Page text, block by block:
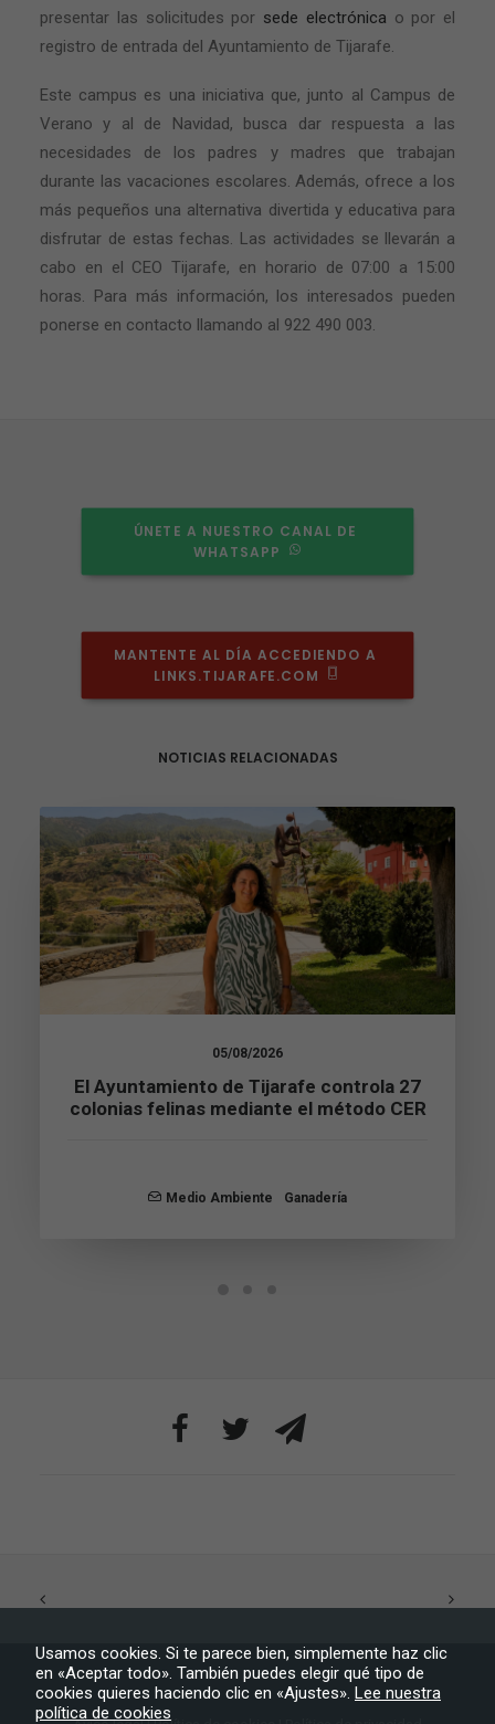
presentar las solicitudes por sede electrónica o por el
registro de entrada del Ayuntamiento de Tijarafe.
Este campus es una iniciativa que, junto al Campus de
Verano y al de Navidad, busca dar respuesta a las
necesidades de los padres y madres que trabajan
durante las vacaciones escolares. Además, ofrece a los
más pequeños una alternativa divertida y educativa para
disfrutar de estas fechas. Las actividades se llevarán a
cabo en el CEO Tijarafe, en horario de 07:00 a 15:00
horas. Para más información, los interesados pueden
ponerse en contacto llamando al 922 490 003.
ÚNETE A NUESTRO CANAL DE
WHATSAPP
MANTENTE AL DÍA ACCEDIENDO A
LINKS.TIJARAFE.COM
NOTICIAS RELACIONADAS
05/08/2026
El Ayuntamiento de Tijarafe controla 27
colonias felinas mediante el método CER
Medio Ambiente Ganadería
Usamos cookies. Si te parece bien, simplemente haz clic
en «Aceptar todo». También puedes elegir qué tipo de
cookies quieres haciendo clic en «Ajustes». Lee nuestra
política de cookies
opcionales.
podamos
mejorar la
Experiencia
nuestra web
funcione lo
mejor posible